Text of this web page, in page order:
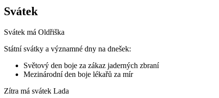
Svátek
Svátek má Oldřiška
Státní svátky a významné dny na dnešek:
Světový den boje za zákaz jaderných zbraní
Mezinárodní den boje lékařů za mír
Zítra má svátek Lada